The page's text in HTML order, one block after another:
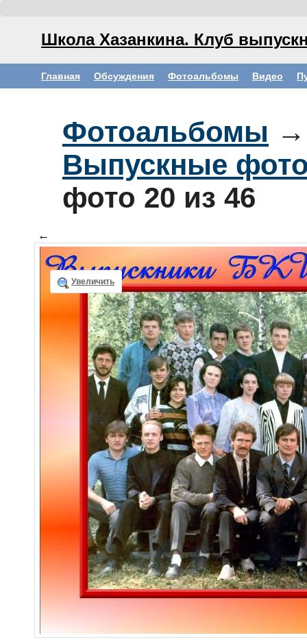
Школа Хазанкина. Клуб
Главная Обсуждения Фотоальбомы Видео
Фотоальбомы →
Выпускные
фото 20 из 46
←
Увеличить